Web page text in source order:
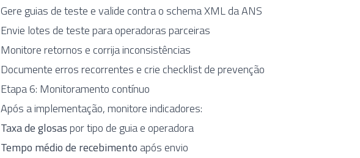
Gere guias de teste e valide contra o schema XML da ANS
Envie lotes de teste para operadoras parceiras
Monitore retornos e corrija inconsistências
Documente erros recorrentes e crie checklist de prevenção
Etapa 6: Monitoramento contínuo
Após a implementação, monitore indicadores:
Taxa de glosaspor tipo de guia e operadora
Tempo médio de recebimento após envio